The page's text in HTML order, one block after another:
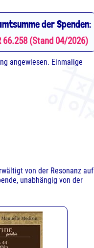
der Spenden:
66.258 (Stand 04/2026)
angewiesen. Einmalige
von der Resonanz auf
unabhängig von der